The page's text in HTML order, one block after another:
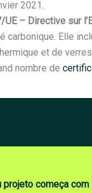
2021.
– Directive sur
carbonique. Elle
et de
nombre de
projeto começa